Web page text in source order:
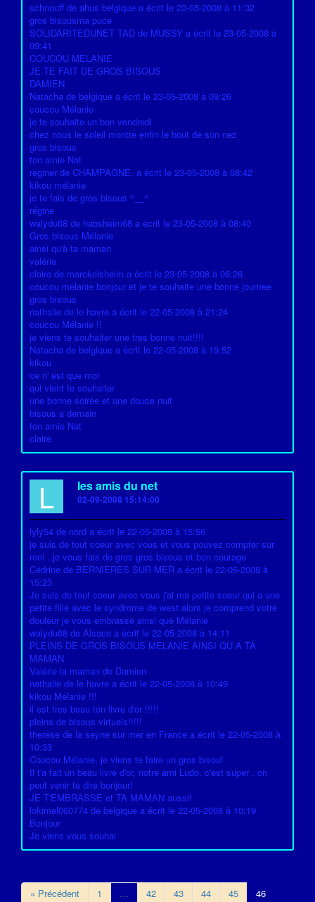
schnouff de ahus belgique a écrit le 23-05-2008 à 11:32
gros bisousma puce
SOLIDARITEDUNET TAD de MUSSY a écrit le 23-05-2008 à
09:41
COUCOU MELANIE
JE TE FAIT DE GROS BISOUS
DAMIEN
Natacha de belgique a écrit le 23-05-2008 à 09:26
coucou Mélanie
je te souhaite un bon vendredi
chez nous le soleil montre enfin le bout de son nez
gros bisous
ton amie Nat
reginer de CHAMPAGNE. a écrit le 23-05-2008 à 08:42
kikou mélanie
je te fais de gros bisous ^__^
régine
walydu68 de habsheim68 a écrit le 23-05-2008 à 08:40
Gros bisous Mélanie
ainsi qu'à ta maman
valérie
claire de marckolsheim a écrit le 23-05-2008 à 06:26
coucou melanie bonjour et je te souhaite une bonne journee
gros bisous
nathalie de le havre a écrit le 22-05-2008 à 21:24
coucou Mélanie !!
je viens te souhaiter une tres bonne nuit!!!!
Natacha de belgique a écrit le 22-05-2008 à 19:52
kikou
ce n' est que moi
qui vient te souhaiter
une bonne soirèe et une douce nuit
bisous a demain
ton amie Nat
claire
L les amis du net
02-09-2008 15:14:00
lyly54 de nord a écrit le 22-05-2008 à 15:56
je suis de tout coeur avec vous et vous pouvez compter sur
moi ..je vous fais de gros gros bisous et bon courage
Cédrine de BERNIERES SUR MER a écrit le 22-05-2008 à
15:23
Je suis de tout coeur avec vous j'ai ma petite soeur qui a une
petite fille avec le syndrome de west alors je comprend votre
douleur je vous embrasse ainsi que Mélanie
walydu68 de Alsace a écrit le 22-05-2008 à 14:11
PLEINS DE GROS BISOUS MELANIE AINSI QU A TA
MAMAN
Valérie la maman de Damien
nathalie de le havre a écrit le 22-05-2008 à 10:49
kikou Mélanie !!!
il est tres beau ton livre d'or !!!!!
pleins de bisous virtuels!!!!!
therese de la seyne sur mer en France a écrit le 22-05-2008 à
10:33
Coucou Mélanie, je viens te faire un gros bisou!
Il t'a fait un beau livre d'or, notre ami Ludo, c'est super , on
peut venir te dire bonjour!
JE T'EMBRASSE et TA MAMAN aussi!
lokimel060774 de belgique a écrit le 22-05-2008 à 10:19
Bonjour
Je viens vous souhai
« Précédent 1 … 42 43 44 45 46